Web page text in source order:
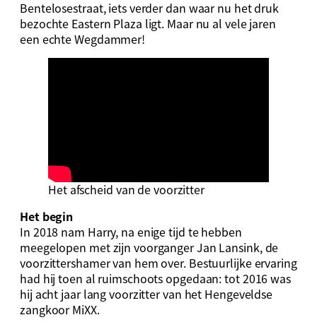
Bentelosestraat, iets verder dan waar nu het druk
bezochte Eastern Plaza ligt. Maar nu al vele jaren
een echte Wegdammer!
Het afscheid van de voorzitter
Het begin
In 2018 nam Harry, na enige tijd te hebben
meegelopen met zijn voorganger Jan Lansink, de
voorzittershamer van hem over. Bestuurlijke ervaring
had hij toen al ruimschoots opgedaan: tot 2016 was
hij acht jaar lang voorzitter van het Hengeveldse
zangkoor MiXX.